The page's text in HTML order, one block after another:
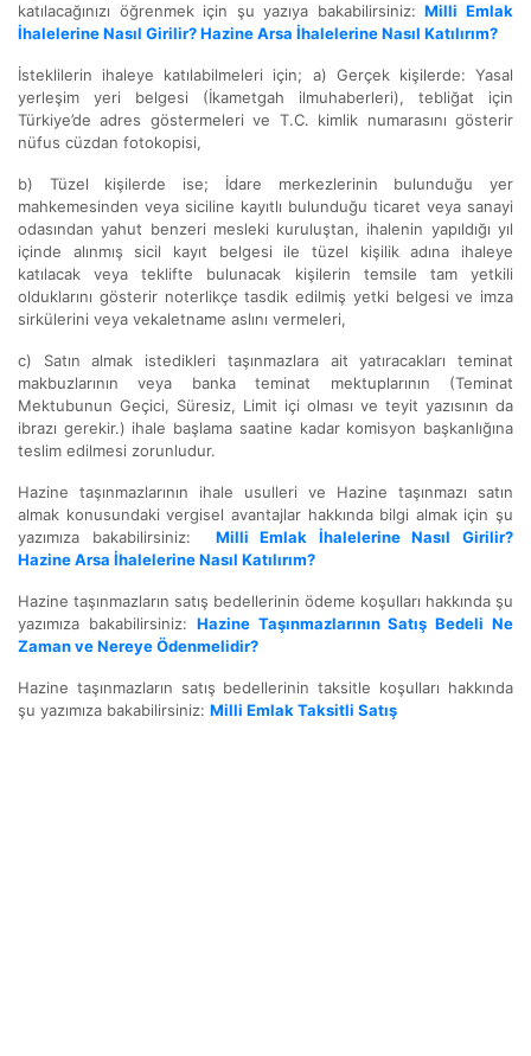
katılacağınızı öğrenmek için şu yazıya bakabilirsiniz:Milli Emlak
İhalelerine Nasıl Girilir? Hazine Arsa İhalelerine Nasıl Katılırım?
İsteklilerin ihaleye katılabilmeleri için; a) Gerçek kişilerde: Yasal
yerleşim yeri belgesi (İkametgah ilmuhaberleri), tebliğat için
Türkiye’de adres göstermeleri ve T.C. kimlik numarasını gösterir
nüfus cüzdan fotokopisi,
b) Tüzel kişilerde ise; İdare merkezlerinin bulunduğu yer
mahkemesinden veya siciline kayıtlı bulunduğu ticaret veya sanayi
odasından yahut benzeri mesleki kuruluştan, ihalenin yapıldığı yıl
içinde alınmış sicil kayıt belgesi ile tüzel kişilik adına ihaleye
katılacak veya teklifte bulunacak kişilerin temsile tam yetkili
olduklarını gösterir noterlikçe tasdik edilmiş yetki belgesi ve imza
sirkülerini veya vekaletname aslını vermeleri,
c) Satın almak istedikleri taşınmazlara ait yatıracakları teminat
makbuzlarının veya banka teminat mektuplarının (Teminat
Mektubunun Geçici, Süresiz, Limit içi olması ve teyit yazısının da
ibrazı gerekir.) ihale başlama saatine kadar komisyon başkanlığına
teslim edilmesi zorunludur.
Hazine taşınmazlarının ihale usulleri ve Hazine taşınmazı satın
almak konusundaki vergisel avantajlar hakkında bilgi almak için şu
yazımıza bakabilirsiniz: Milli Emlak İhalelerine Nasıl Girilir?
Hazine Arsa İhalelerine Nasıl Katılırım?
Hazine taşınmazların satış bedellerinin ödeme koşulları hakkında şu
yazımıza bakabilirsiniz: Hazine Taşınmazlarının Satış Bedeli Ne
Zaman ve Nereye Ödenmelidir?
Hazine taşınmazların satış bedellerinin taksitle koşulları hakkında
şu yazımıza bakabilirsiniz: Milli Emlak Taksitli Satış